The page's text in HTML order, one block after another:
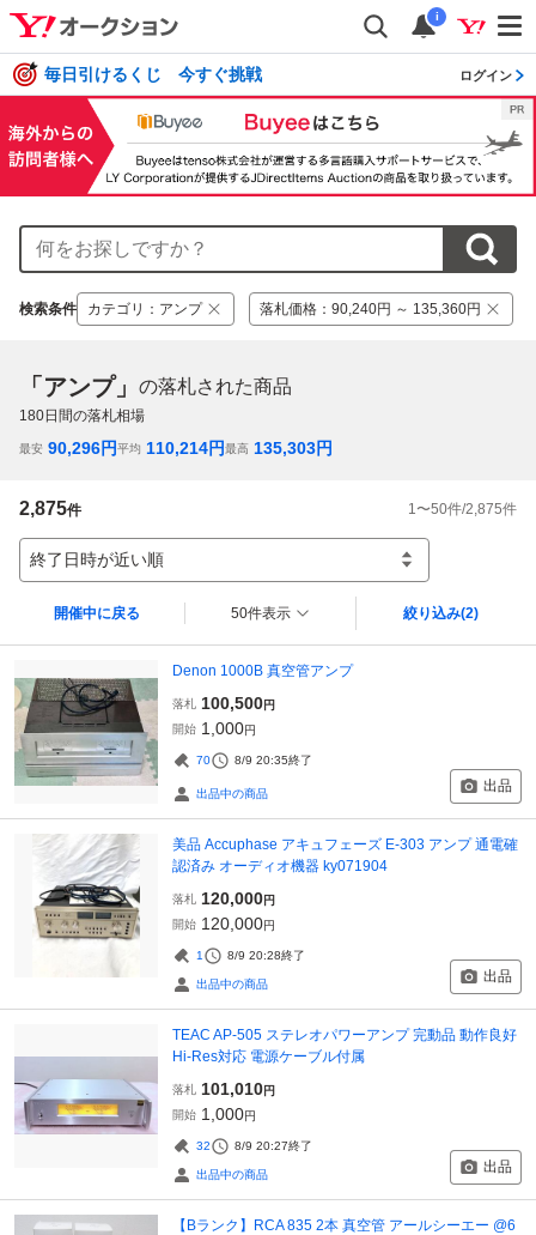
i
毎日引けるくじ 今すぐ挑戦 ログイン
検索条件 カテゴリ ： アンプ 落札価格 ： 90,240円 ～ 135,360円
「アンプ」 の落札された商品
180日間の落札相場
最安 90,296円平均 110,214円最高 135,303円
2,875件 1 〜50件/2,875件
終了日時が近い順
開催中に戻る 50件表示 絞り込み(2)
Denon 1000B 真空管アンプ
落札 100,500円
開始 1,000円
70 8/9 20:35終了
出品中の商品 出品
美品 Accuphase アキュフェーズ E-303 アンプ 通電確
認済み オーディオ機器 ky071904
落札 120,000円
開始 120,000円
1 8/9 20:28終了
出品中の商品 出品
TEAC AP-505 ステレオパワーアンプ 完動品 動作良好
Hi-Res対応 電源ケーブル付属
落札 101,010円
開始 1,000円
32 8/9 20:27終了
出品中の商品 出品
【Bランク】RCA 835 2本 真空管 アールシーエー @6